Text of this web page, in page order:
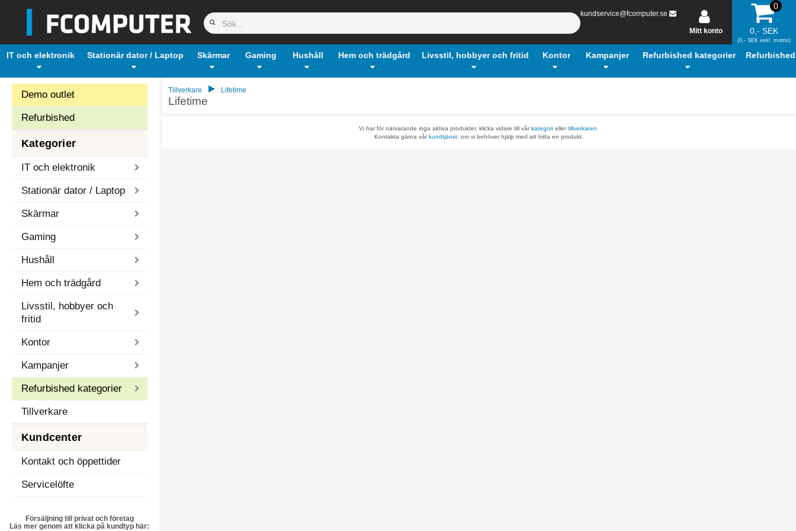
kundservice@fcomputer.se
Mitt konto
0
0,- SEK
(0,- SEK exkl. moms)
IT och elektronik Stationär dator / Laptop Skärmar Gaming Hushåll Hem och trädgård Livsstil, hobbyer och fritid Kontor Kampanjer Refurbished kategorier Refurbished
Demo outlet
Refurbished
Kategorier
IT och elektronik
Stationär dator / Laptop
Skärmar
Gaming
Hushåll
Hem och trädgård
Livsstil, hobbyer och
fritid
Kontor
Kampanjer
Refurbished kategorier
Tillverkare
Kundcenter
Kontakt och öppettider
Servicelöfte
Försäljning till privat och företag
Läs mer genom att klicka på kundtyp här:
Tillverkare Lifetime
Lifetime
Vi har för närvarande inga aktiva produkter, klicka vidare till vårkategori ellertillverkaren.
Kontakta gärna vårkundtjänst. om vi behöver hjälp med att hitta en produkt.